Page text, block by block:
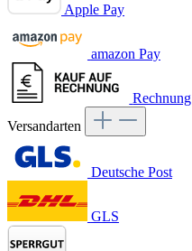
Apple Pay
amazon Pay
Rechnung
Versandarten
Deutsche Post
GLS